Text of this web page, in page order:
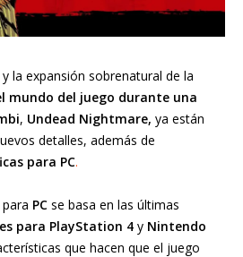
y la expansión sobrenatural de la
mundo del juego durante una
, Undead Nightmare, ya están
detalles, además de
para PC.
para PC se basa en las últimas
para PlayStation 4 y Nintendo
que hacen que el juego